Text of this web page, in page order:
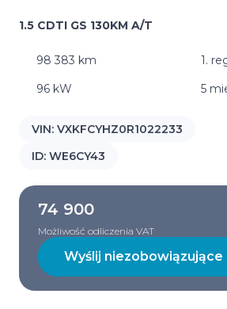
1.5 CDTI GS 130KM A/T
98 383 km
1.
96 kW
5
VIN: VXKFCYHZ0R1022233
ID: WE6CY43
74 900
Możliwość odliczenia VAT
Wyślij niezobowiązujące